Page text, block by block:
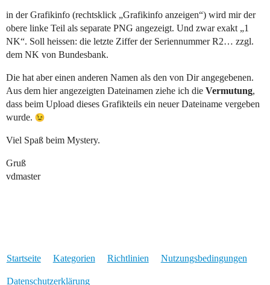
in der Grafikinfo (rechtsklick „Grafikinfo anzeigen“) wird mir der
obere linke Teil als separate PNG angezeigt. Und zwar exakt „1
NK“. Soll heissen: die letzte Ziffer der Seriennummer R2… zzgl.
dem NK von Bundesbank.
Die hat aber einen anderen Namen als den von Dir angegebenen.
Aus dem hier angezeigten Dateinamen ziehe ich die Vermutung,
dass beim Upload dieses Grafikteils ein neuer Dateiname vergeben
wurde.
Viel Spaß beim Mystery.
Gruß
vdmaster
Startseite Kategorien Richtlinien Nutzungsbedingungen
Datenschutzerklärung